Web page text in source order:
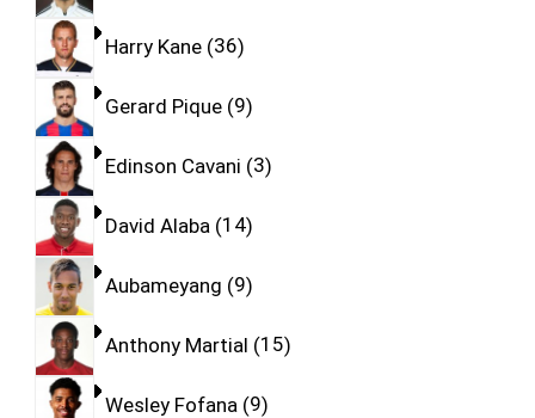
Harry Kane 36
Gerard Pique 9
Edinson Cavani 3
David Alaba 14
Aubameyang 9
Anthony Martial 15
Wesley Fofana 9